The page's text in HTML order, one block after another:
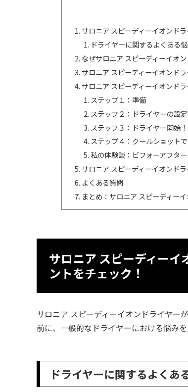
サロニア スピーディーイオンド
ドライヤーに関するよくある
なぜサロニア スピーディーイオ
サロニア スピーディーイオンド
サロニア スピーディーイオンド
ステップ１：準備
ステップ２：ドライヤーの設定
ステップ３：ドライヤー開始！
ステップ４：クールショット
私の体験談：ビフォーアフター
サロニア スピーディーイオンド
よくある質問
まとめ：サロニア スピーディー
サロニア スピーディー
ントをチェック！
サロニア スピーディーイオンドライヤー
前に、一般的なドライヤーにおける悩みを
ドライヤーに関するよくあ